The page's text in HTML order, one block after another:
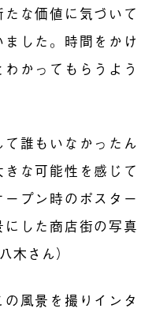
たな価値に気づいて
した。時間をかけ
かってもらうよう
誰もいなかったん
な可能性を感じて
プン時のポスター
した商店街の写真
木さん）
風景を撮りインタ